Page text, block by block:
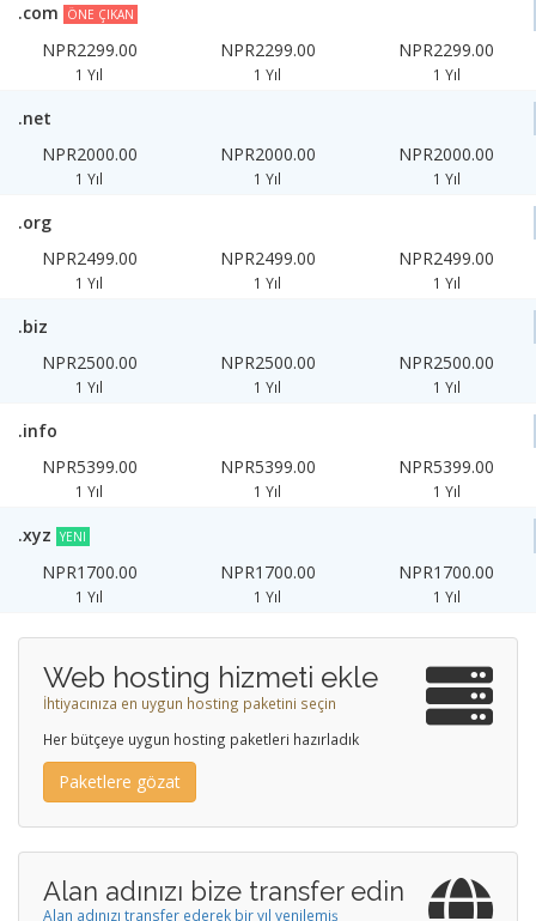
.com ÖNE ÇIKAN
NPR2299.00
1 Yıl
NPR2299.00
1 Yıl
NPR2299.00
1 Yıl
.net
NPR2000.00
1 Yıl
NPR2000.00
1 Yıl
NPR2000.00
1 Yıl
.org
NPR2499.00
1 Yıl
NPR2499.00
1 Yıl
NPR2499.00
1 Yıl
.biz
NPR2500.00
1 Yıl
NPR2500.00
1 Yıl
NPR2500.00
1 Yıl
.info
NPR5399.00
1 Yıl
NPR5399.00
1 Yıl
NPR5399.00
1 Yıl
.xyz YENI
NPR1700.00
1 Yıl
NPR1700.00
1 Yıl
NPR1700.00
1 Yıl
Web hosting hizmeti ekle
İhtiyacınıza en uygun hosting paketini seçin
Her bütçeye uygun hosting paketleri hazırladık
Paketlere gözat
Alan adınızı bize transfer edin
Alan adınızı transfer ederek bir yıl yenilemiş